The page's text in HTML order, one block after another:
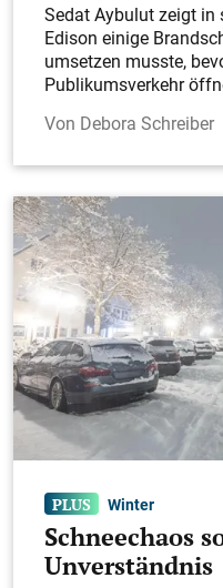
Sedat Aybulut zeigt in
Edison einige
umsetzen musste,
Publikumsverkehr
Debora Schreiber
Winter
Schneechaos
Unverständnis